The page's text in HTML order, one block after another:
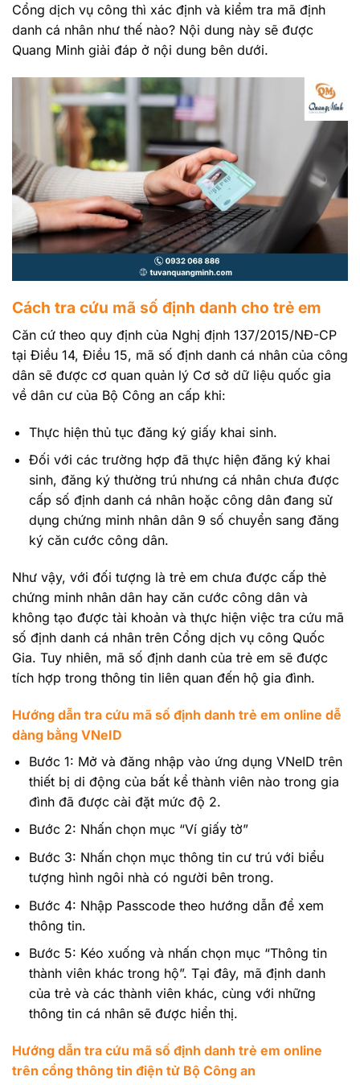
Cổng dịch vụ công thì xác định và kiểm tra mã định
danh cá nhân như thế nào? Nội dung này sẽ được
Quang Minh giải đáp ở nội dung bên dưới.
Cách tra cứu mã số định danh cho trẻ em
Căn cứ theo quy định của Nghị định 137/2015/NĐ-CP
tại Điều 14, Điều 15, mã số định danh cá nhân của công
dân sẽ được cơ quan quản lý Cơ sở dữ liệu quốc gia
về dân cư của Bộ Công an cấp khi:
Thực hiện thủ tục đăng ký giấy khai sinh.
Đối với các trường hợp đã thực hiện đăng ký khai
sinh, đăng ký thường trú nhưng cá nhân chưa được
cấp số định danh cá nhân hoặc công dân đang sử
dụng chứng minh nhân dân 9 số chuyển sang đăng
ký căn cước công dân.
Như vậy, với đối tượng là trẻ em chưa được cấp thẻ
chứng minh nhân dân hay căn cước công dân và
không tạo được tài khoản và thực hiện việc tra cứu mã
số định danh cá nhân trên Cổng dịch vụ công Quốc
Gia. Tuy nhiên, mã số định danh của trẻ em sẽ được
tích hợp trong thông tin liên quan đến hộ gia đình.
Hướng dẫn tra cứu mã số định danh trẻ em online dễ
dàng bằng VNeID
Bước 1: Mở và đăng nhập vào ứng dụng VNeID trên
thiết bị di động của bất kể thành viên nào trong gia
đình đã được cài đặt mức độ 2.
Bước 2: Nhấn chọn mục “Ví giấy tờ”
Bước 3: Nhấn chọn mục thông tin cư trú với biểu
tượng hình ngôi nhà có người bên trong.
Bước 4: Nhập Passcode theo hướng dẫn để xem
thông tin.
Bước 5: Kéo xuống và nhấn chọn mục “Thông tin
thành viên khác trong hộ”. Tại đây, mã định danh
của trẻ và các thành viên khác, cùng với những
thông tin cá nhân sẽ được hiển thị.
Hướng dẫn tra cứu mã số định danh trẻ em online
trên cổng thông tin điện tử Bộ Công an